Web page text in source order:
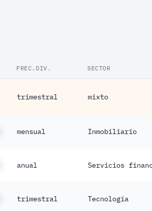
FREC.DIV. SECTOR
trimestral mixto
mensual Inmobiliario
anual Servicios
trimestral Tecnología